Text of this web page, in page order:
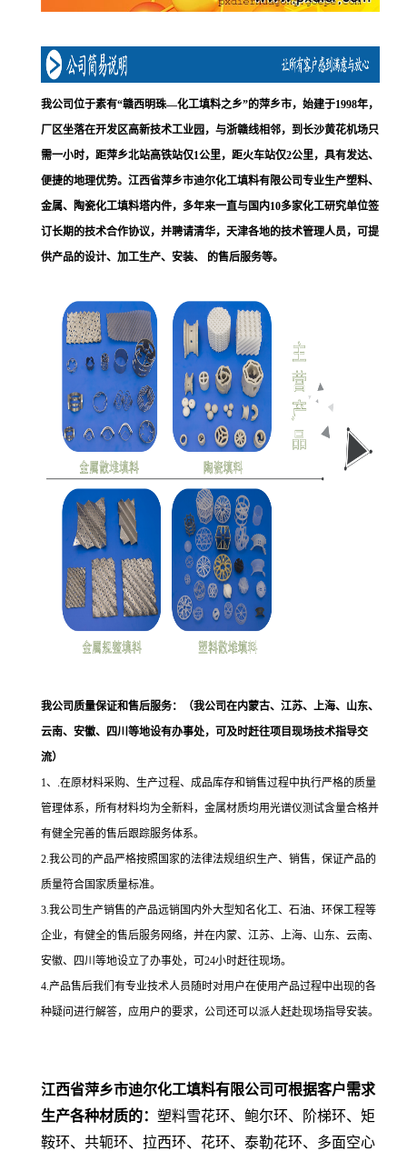
我公司位于素有“赣西明珠—化工填料之乡”的萍乡市，始建于1998年，
厂区坐落在开发区高新技术工业园，与浙赣线相邻，到长沙黄花机场只
需一小时，距萍乡北站高铁站仅1公里，距火车站仅2公里，具有发达、
便捷的地理优势。江西省萍乡市迪尔化工填料有限公司专业生产塑料、
金属、陶瓷化工填料塔内件，多年来一直与国内10多家化工研究单位签
订长期的技术合作协议，并聘请清华，天津各地的技术管理人员，可提
供产品的设计、加工生产、安装、 的售后服务等。
我公司质量保证和售后服务：
（我公司在内蒙古、江苏、上海、山东、
云南、安徽、四川等地设有办事处，可及时赶往项目现场技术指导交
流）
1、.在原材料采购、生产过程、成品库存和销售过程中执行严格的质量
管理体系，所有材料均为全新料，金属材质均用光谱仪测试含量合格并
有健全完善的售后跟踪服务体系。
2.我公司的产品严格按照国家的法律法规组织生产、销售，保证产品的
质量符合国家质量标准。
3.我公司生产销售的产品远销国内外大型知名化工、石油、环保工程等
企业，有健全的售后服务网络，并在内蒙、江苏、上海、山东、云南、
安徽、四川等地设立了办事处，可24小时赶往现场。
4.产品售后我们有专业技术人员随时对用户在使用产品过程中出现的各
种疑问进行解答，应用户的要求，公司还可以派人赶赴现场指导安装。
江西省萍乡市迪尔化工填料有限公司可根据客户需求
生产各种材质的： 塑料雪花环、鲍尔环、阶梯环、矩
鞍环、共轭环、拉西环、花环、泰勒花环、多面空心